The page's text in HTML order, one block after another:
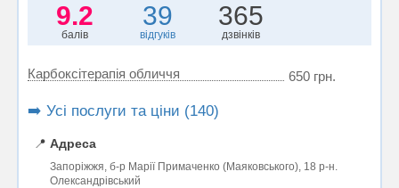
9.2
балів
39
відгуків
365
дзвінків
Карбоксітерапія обличчя 650 грн.
➡️ Усі послуги та ціни (140)
📍 Адреса
Запоріжжя, б-р Марії Примаченко (Маяковського), 18 р-н.
Олександрівський